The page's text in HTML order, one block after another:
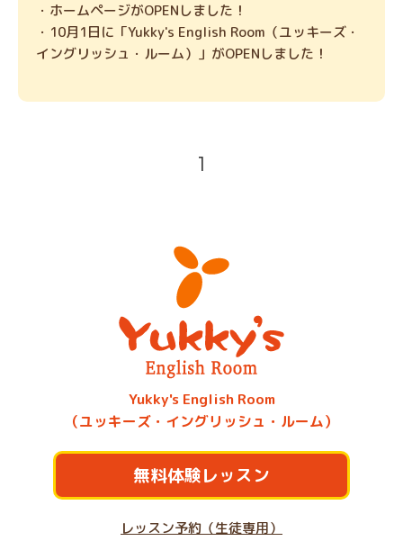
・ホームページがOPENしました！
・10月1日に「Yukky's English Room（ユッキーズ・
イングリッシュ・ルーム）」がOPENしました！
1
Yukky's English Room
（ユッキーズ・イングリッシュ・ルーム）
無料体験レッスン
レッスン予約（生徒専用）